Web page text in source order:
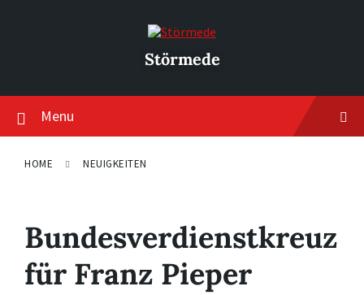
Störmede
Menu
HOME NEUIGKEITEN
Bundesverdienstkreuz
für Franz Pieper